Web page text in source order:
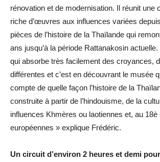
rénovation et de modernisation. Il réunit une
riche d’œuvres aux influences variées
pièces de l’histoire de la Thaïlande qui
ans jusqu’à la période Rattanakosin actuelle.
qui absorbe très facilement des croyances,
différentes et c’est en découvrant le musée
compte de quelle façon l’histoire de la
construite à partir de l’hindouisme, de la
influences Khmères ou laotiennes et, au 18è
européennes » explique Frédéric.
Un circuit d’environ 2 heures et demi